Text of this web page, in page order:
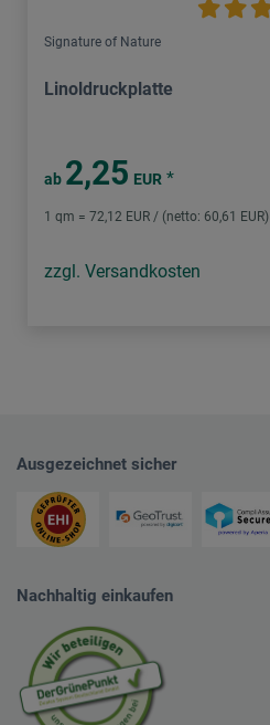
Signature of Nature
Linoldruckplatte
ab 2,25 EUR *
1 qm = 72,12 EUR / (netto: 60,61 EUR)
zzgl. Versandkosten
Ausgezeichnet sicher
Nachhaltig einkaufen